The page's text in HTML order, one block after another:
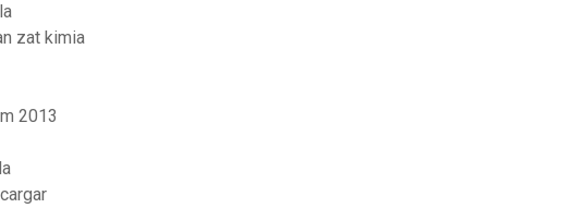
zat kimia
2013